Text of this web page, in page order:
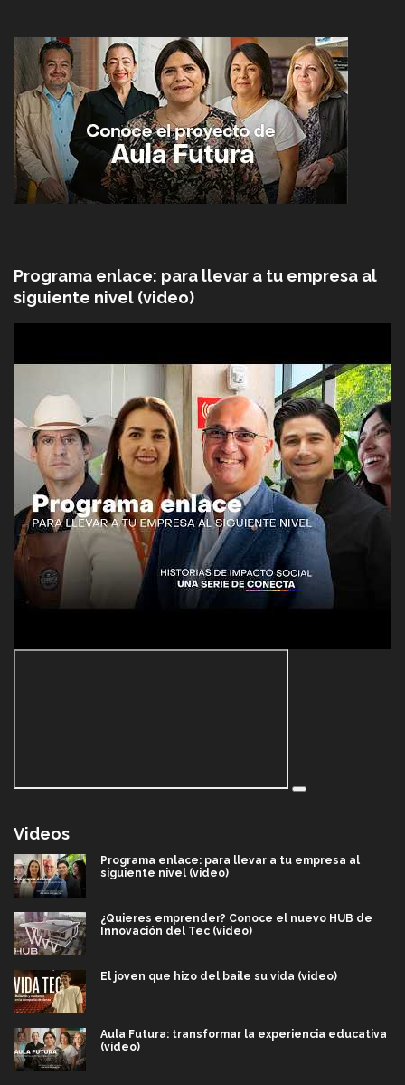
Programa enlace: para llevar a tu empresa al
siguiente nivel (video)
Videos
Programa enlace: para llevar a tu empresa al
siguiente nivel (video)
¿Quieres emprender? Conoce el nuevo HUB de
Innovación del Tec (video)
El joven que hizo del baile su vida (video)
Aula Futura: transformar la experiencia educativa
(video)